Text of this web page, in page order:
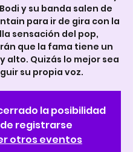
y su banda salen de
para ir de gira con la
sensación del pop,
que la fama tiene un
alto. Quizás lo mejor sea
su propia voz.
la posibilidad
de registrarse
otros eventos